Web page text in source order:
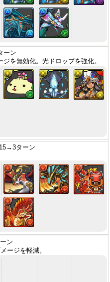
ーン
を無効化。光ドロップを強化。
15→3ターン
ン
ージを軽減。